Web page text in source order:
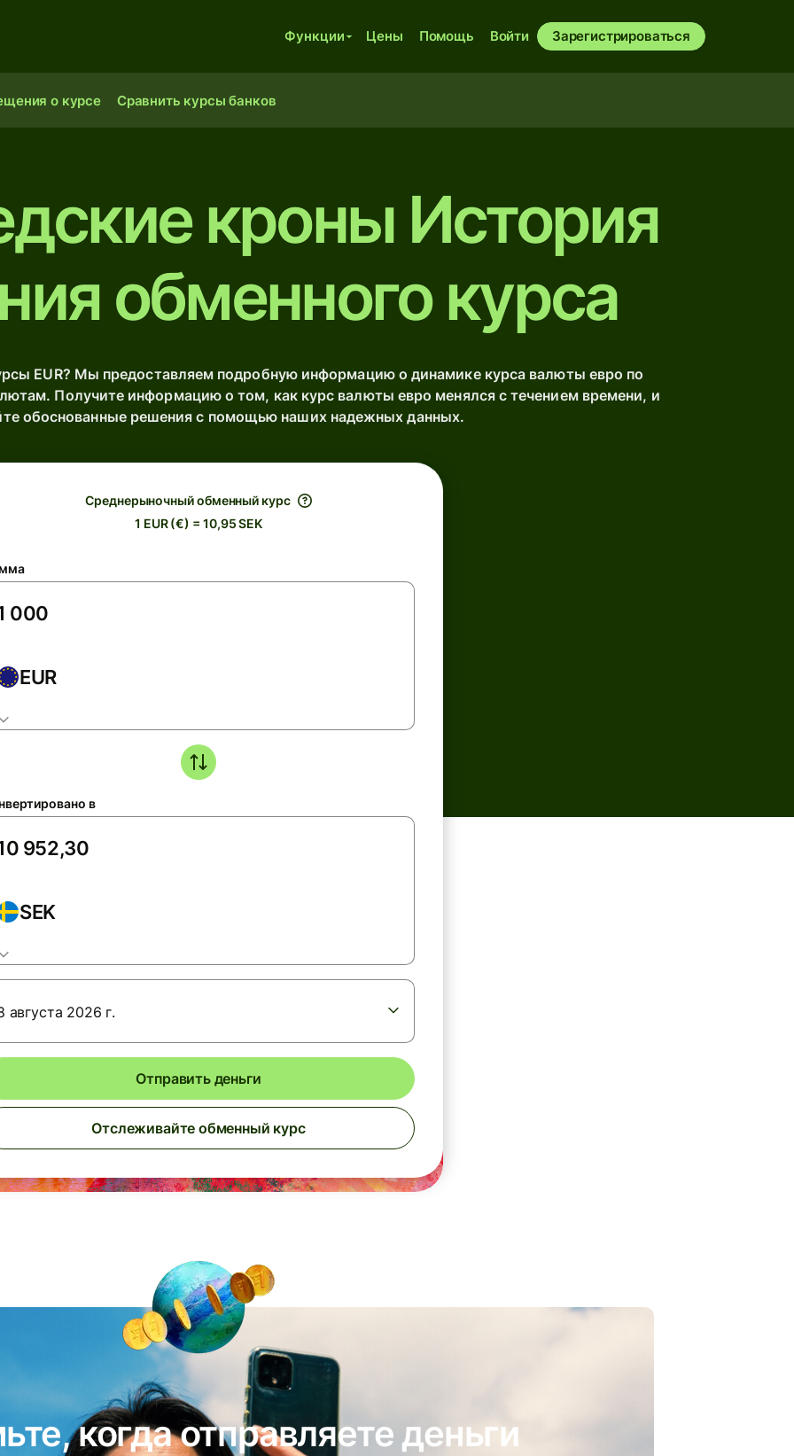
Функции Цены Помощь Войти Зарегистрироваться
о курсе Сравнить курсы банков
кроны История
обменного курса
EUR? Мы предоставляем подробную информацию о динамике курса валюты евро по
Получите информацию о том, как курс валюты евро менялся с течением времени, и
обоснованные решения с помощью наших надежных данных.
Среднерыночный обменный курс
1 EUR (€) = 10,95 SEK
EUR
в
SEK
августа 2026 г.
Отправить деньги
Отслеживайте обменный курс
когда отправляете деньги